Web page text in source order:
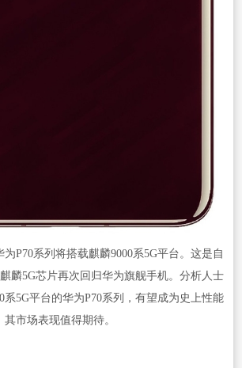
P70系列将搭载麒麟9000系5G平台。这是自
麟5G芯片再次回归华为旗舰手机。分析人士
系5G平台的华为P70系列，有望成为史上性能
市场表现值得期待。